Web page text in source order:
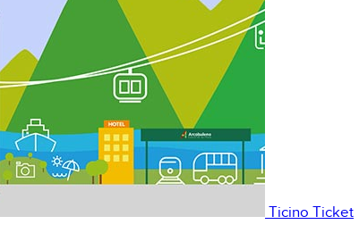
Ticino Ticket